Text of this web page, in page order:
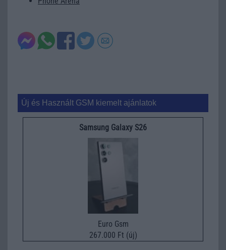
Új és Használt GSM kiemelt ajánlatok
Samsung Galaxy S26
Euro Gsm
267.000 Ft (új)